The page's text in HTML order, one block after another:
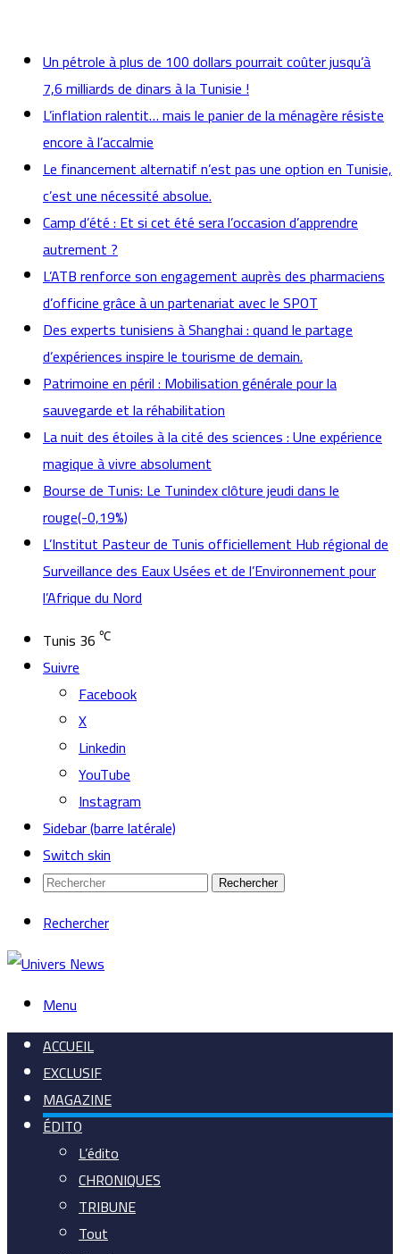
Un pétrole à plus de 100 dollars pourrait coûter jusqu’à
7,6 milliards de dinars à la Tunisie !
L’inflation ralentit… mais le panier de la ménagère résiste
encore à l’accalmie
Le financement alternatif n’est pas une option en Tunisie,
c’est une nécessité absolue.
Camp d’été : Et si cet été sera l’occasion d’apprendre
autrement ?
L’ATB renforce son engagement auprès des pharmaciens
d’officine grâce à un partenariat avec le SPOT
Des experts tunisiens à Shanghai : quand le partage
d’expériences inspire le tourisme de demain.
Patrimoine en péril : Mobilisation générale pour la
sauvegarde et la réhabilitation
La nuit des étoiles à la cité des sciences : Une expérience
magique à vivre absolument
Bourse de Tunis: Le Tunindex clôture jeudi dans le
rouge(-0,19%)
L’Institut Pasteur de Tunis officiellement Hub régional de
Surveillance des Eaux Usées et de l’Environnement pour
l’Afrique du Nord
Tunis 36 ℃
Suivre
Facebook
X
Linkedin
YouTube
Instagram
Sidebar (barre latérale)
Switch skin
Rechercher
Rechercher
Menu
ACCUEIL
EXCLUSIF
MAGAZINE
ÉDITO
L’édito
CHRONIQUES
TRIBUNE
Tout